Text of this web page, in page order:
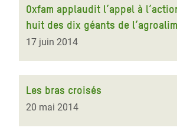
Oxfam applaudit l’appel à
huit des dix géants de
17 juin 2014
Les bras croisés
20 mai 2014